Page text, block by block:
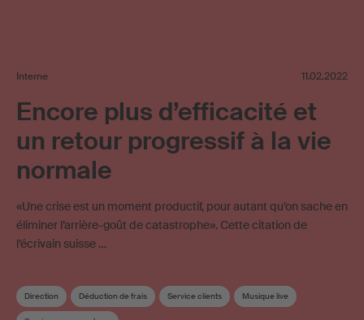
Interne 11.02.2022
Encore plus d’efficacité et
un retour progressif à la vie
normale
«Une crise est un moment productif, pour autant qu’on sache en
éliminer l’arrière-goût de catastrophe». Cette citation de
l’écrivain suisse …
Direction Déduction de frais Service clients Musique live